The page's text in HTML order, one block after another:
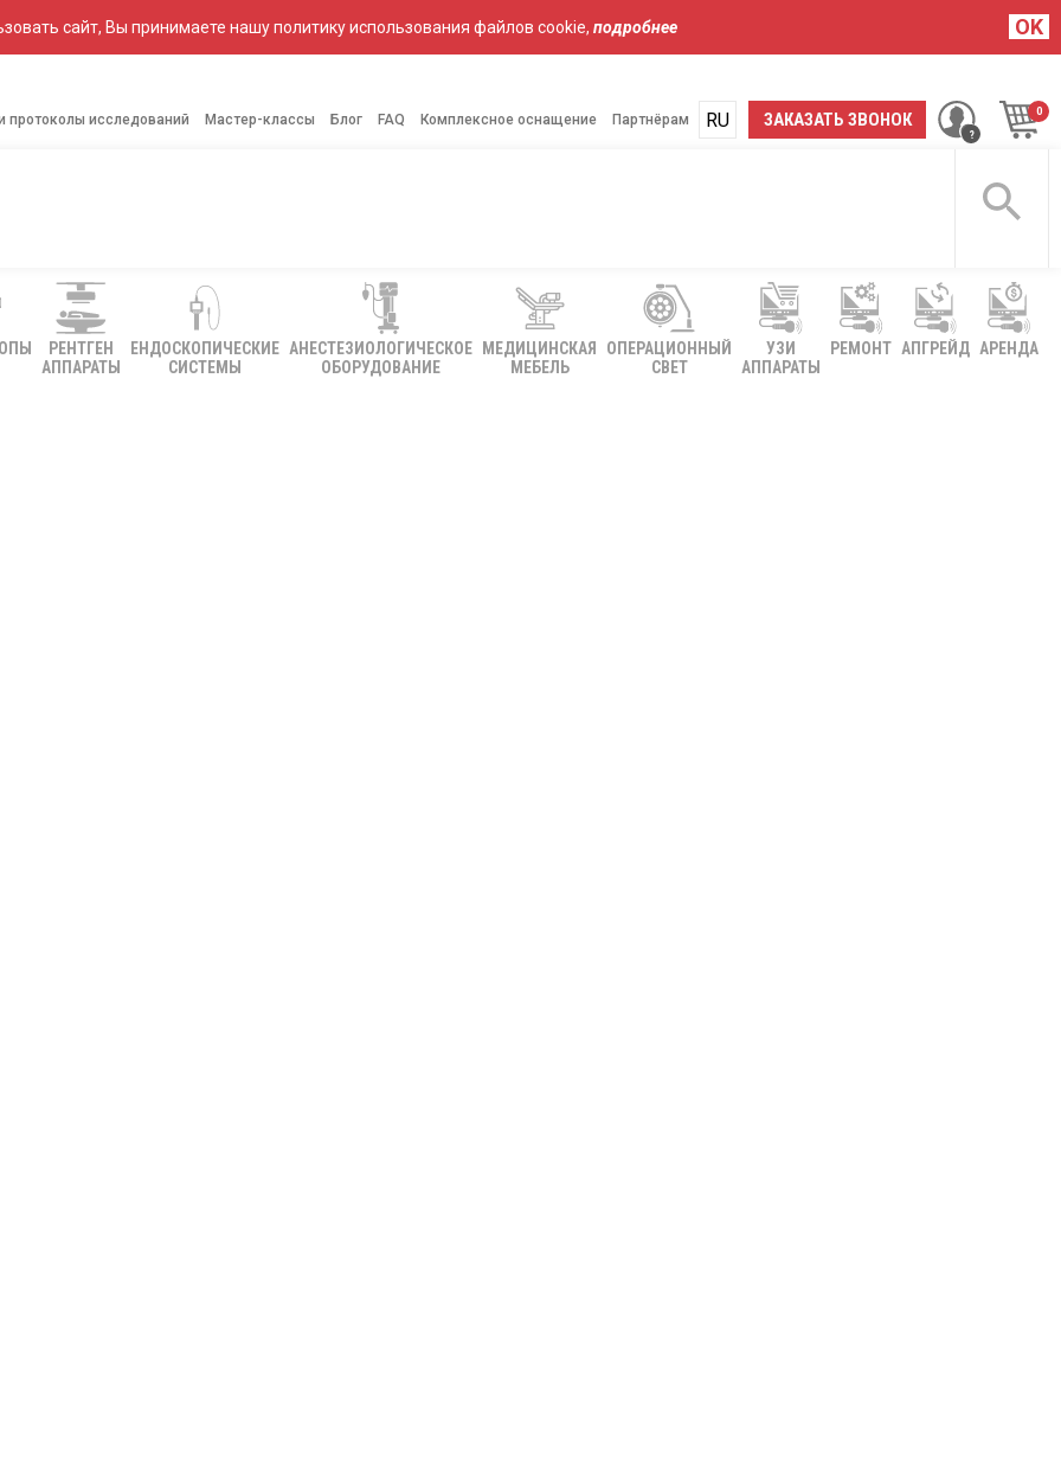
сайт, Вы принимаете нашу политику использования файлов cookie, подробнее OK
протоколы исследований Мастер-классы Блог FAQ Комплексное оснащение Партнёрам ЗАКАЗАТЬ ЗВОНОК
RU
UA
РЕНТГЕН
АППАРАТЫ
ЕНДОСКОПИЧЕСКИЕ
СИСТЕМЫ
АНЕСТЕЗИОЛОГИЧЕСКОЕ
ОБОРУДОВАНИЕ
МЕДИЦИНСКАЯ
МЕБЕЛЬ
ОПЕРАЦИОННЫЙ
СВЕТ
УЗИ
АППАРАТЫ
РЕМОНТ АПГРЕЙД АРЕНДА